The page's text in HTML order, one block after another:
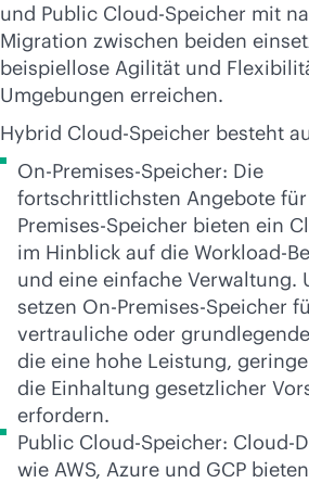
und Public Cloud-Speicher mit
Migration zwischen beiden
beispiellose Agilität und
Umgebungen erreichen.
Hybrid Cloud-Speicher besteht
On-Premises-Speicher: Die
fortschrittlichsten Angebote
Premises-Speicher bieten ein
im Hinblick auf die Workload-
und eine einfache Verwaltung.
setzen On-Premises-Speicher
vertrauliche oder
die eine hohe Leistung,
die Einhaltung gesetzlicher
erfordern.
Public Cloud-Speicher: Cloud-
wie AWS, Azure und GCP bieten